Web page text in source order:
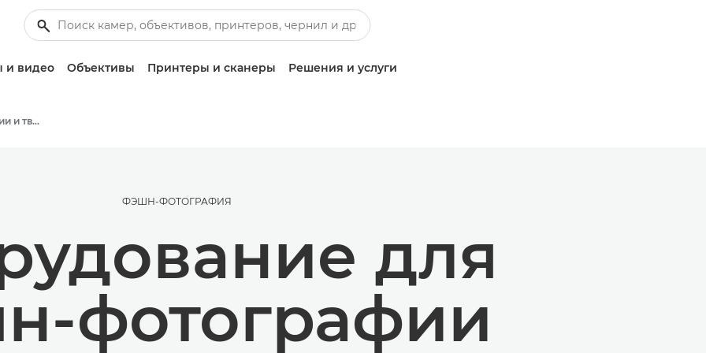
и видео Объективы Принтеры и сканеры Решения и услуги
Истории о фотографии и творчестве
ФЭШН-ФОТОГРАФИЯ
для
фотографии